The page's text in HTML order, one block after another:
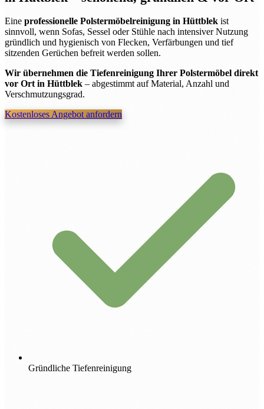
Eine professionelle Polstermöbelreinigung in Hüttblek ist
sinnvoll, wenn Sofas, Sessel oder Stühle nach intensiver Nutzung
gründlich und hygienisch von Flecken, Verfärbungen und tief
sitzenden Gerüchen befreit werden sollen.
Wir übernehmen die Tiefenreinigung Ihrer Polstermöbel direkt
vor Ort in Hüttblek – abgestimmt auf Material, Anzahl und
Verschmutzungsgrad.
Kostenloses Angebot anfordern
Gründliche Tiefenreinigung